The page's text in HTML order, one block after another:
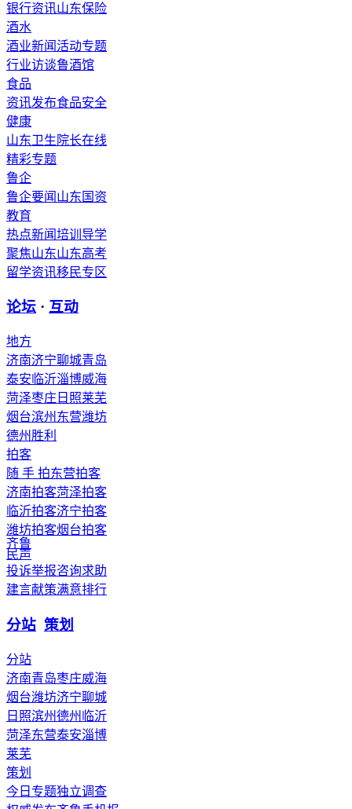
银行资讯山东保险
酒水
酒业新闻活动专题
行业访谈鲁酒馆
食品
资讯发布食品安全
健康
山东卫生 院长在线
精彩专题
鲁企
鲁企要闻 山东国资
教育
热点新闻培训导学
聚焦山东山东高考
留学资讯移民专区
论坛 · 互动
地方
济南济宁聊城青岛
泰安 临沂淄博威海
菏泽枣庄 日照莱芜
烟台滨州 东营潍坊
德州 胜利
拍客
随 手 拍东营拍客
济南拍客菏泽拍客
临沂拍客济宁拍客
潍坊拍客烟台拍客
齐鲁
民声
投诉举报咨询求助
建言献策满意排行
分站 策划
分站
济南青岛枣庄威海
烟台潍坊济宁聊城
日照滨州德州 临沂
菏泽东营泰安淄博
莱芜
策划
今日专题独立调查